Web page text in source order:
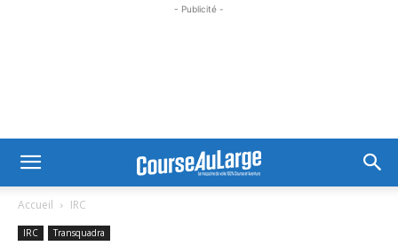
- Publicité -
Accueil IRC
IRC Transquadra